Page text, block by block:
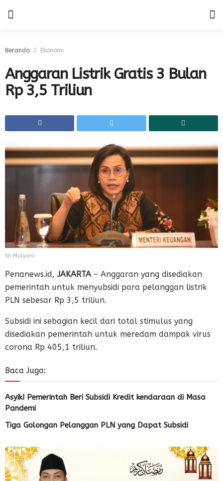
Beranda Ekonomi
Anggaran Listrik Gratis 3 Bulan
Rp 3,5 Triliun
Sri Mulyani
Penanews.id,JAKARTA– Anggaran yang disediakan
pemerintah untuk menyubsidi para pelanggan listrik
PLN sebesar Rp 3,5 triliun.
Subsidi ini sebagian kecil dari total stimulus yang
disediakan pemerintah untuk meredam dampak virus
corona Rp 405,1 triliun.
Baca Juga:
Asyik! Pemerintah Beri Subsidi Kredit kendaraan di Masa
Pandemi
Tiga Golongan Pelanggan PLN yang Dapat Subsidi